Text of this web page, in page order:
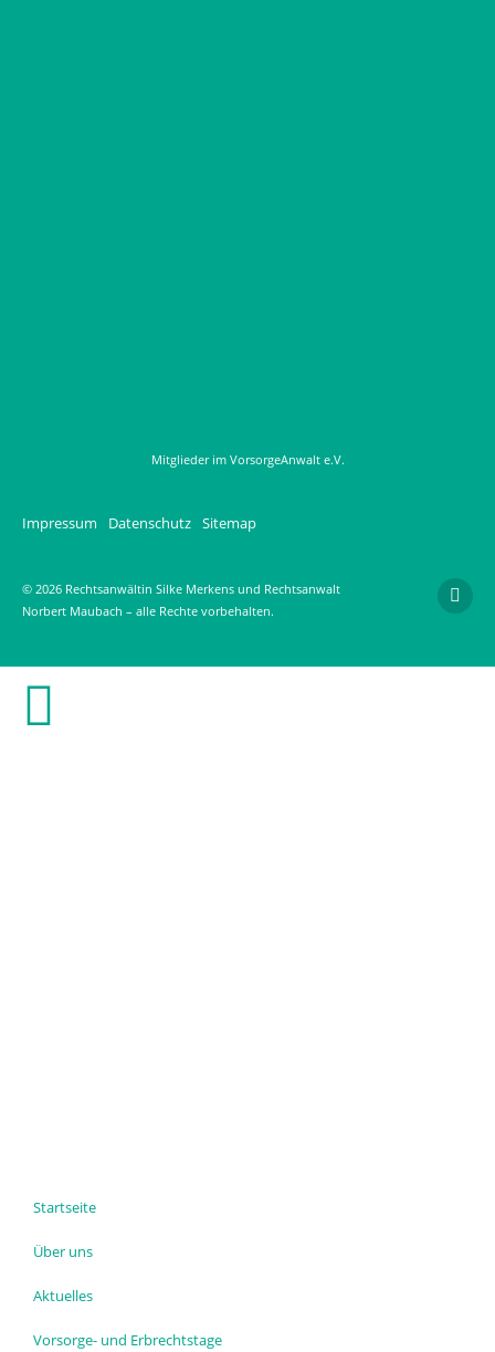
Mitglieder im VorsorgeAnwalt e.V.
Impressum Datenschutz Sitemap
© 2026 Rechtsanwältin Silke Merkens und Rechtsanwalt
Norbert Maubach – alle Rechte vorbehalten.
Startseite
Über uns
Aktuelles
Vorsorge- und Erbrechtstage